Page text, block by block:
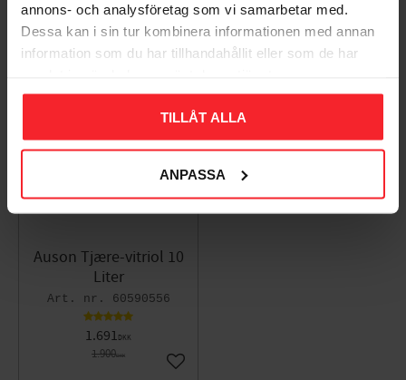
annons- och analysföretag som vi samarbetar med.
Dessa kan i sin tur kombinera informationen med annan
information som du har tillhandahållit eller som de har
TILLÅT ALLA
ANPASSA
Populära produkter
Auson Tjære-vitriol 10
Liter
60590556
1.691DKK
1.900DKK
Gem som favorit